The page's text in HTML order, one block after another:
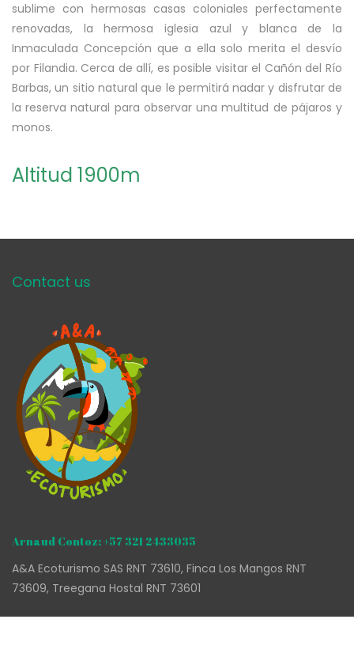
sublime con hermosas casas coloniales perfectamente
renovadas, la hermosa iglesia azul y blanca de la
Inmaculada Concepción que a ella solo merita el desvío
por Filandia. Cerca de allí, es posible visitar el Cañón del Río
Barbas, un sitio natural que le permitirá nadar y disfrutar de
la reserva natural para observar una multitud de pájaros y
monos.
Altitud 1900m
Contact us
Arnaud Contoz: +57 321 2433035
A&A Ecoturismo SAS RNT 73610, Finca Los Mangos RNT
73609, Treegana Hostal RNT 73601